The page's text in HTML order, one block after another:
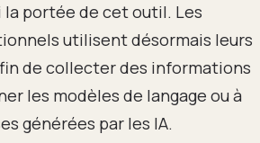
la portée de cet outil. Les
utilisent désormais leurs
de collecter des informations
les modèles de langage ou à
générées par les IA.